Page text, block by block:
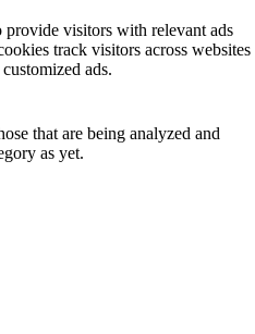
provide visitors with relevant ads
track visitors across websites
ads.
that are being analyzed and
as yet.